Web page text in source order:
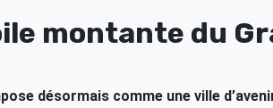
montante du
désormais comme une ville